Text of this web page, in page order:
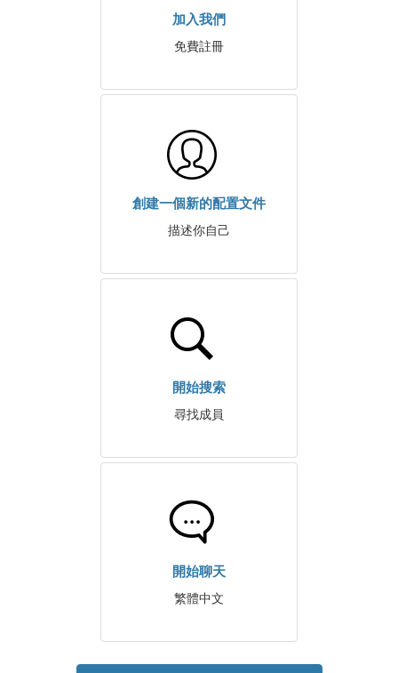
加入我們
免費註冊
創建一個新的配置文件
描述你自己
開始搜索
尋找成員
開始聊天
繁體中文